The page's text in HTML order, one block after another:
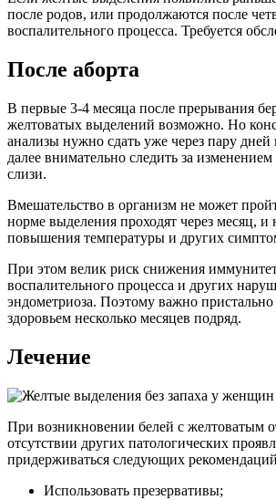
после родов, или продолжаются после
воспалительного процесса. Требуется
После аборта
В первые 3-4 месяца после прерывания
желтоватых выделений возможно. Но
анализы нужно сдать уже через пару
далее внимательно следить за изменением
слизи.
Вмешательство в организм не может
норме выделения проходят через месяц,
повышения температуры и других
При этом велик риск снижения
воспалительного процесса и других
эндометриоза. Поэтому важно пристально
здоровьем несколько месяцев подряд.
Лечение
При возникновении белей с желтоватым
отсутствии других патологических
придерживаться следующих
Использовать презервативы;